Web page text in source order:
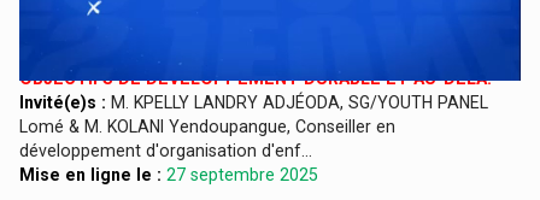
OBJECTIFS DE DÉVELOPPEMENT DURABLE ET AU-DELÀ.
Invité(e)s : M. KPELLY LANDRY ADJÉODA, SG/YOUTH PANEL
Lomé & M. KOLANI Yendoupangue, Conseiller en
développement d'organisation d'enf...
Mise en ligne le : 27 septembre 2025